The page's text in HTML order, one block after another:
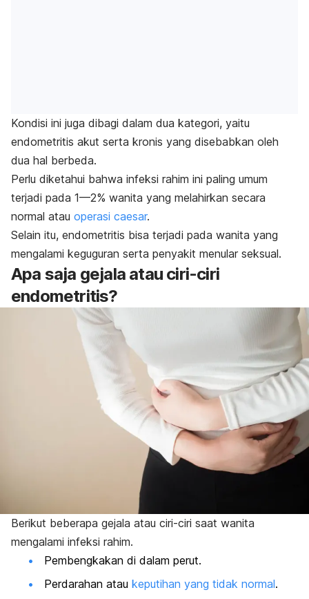
Kondisi ini juga dibagi dalam dua kategori, yaitu
endometritis akut serta kronis yang disebabkan oleh
dua hal berbeda.
Perlu diketahui bahwa infeksi rahim ini paling umum
terjadi pada 1—2% wanita yang melahirkan secara
normal atau operasi caesar.
Selain itu, endometritis bisa terjadi pada wanita yang
mengalami keguguran serta penyakit menular seksual.
Apa saja gejala atau ciri-ciri
endometritis?
Berikut beberapa gejala atau ciri-ciri saat wanita
mengalami infeksi rahim.
Pembengkakan di dalam perut.
Perdarahan atau keputihan yang tidak normal.